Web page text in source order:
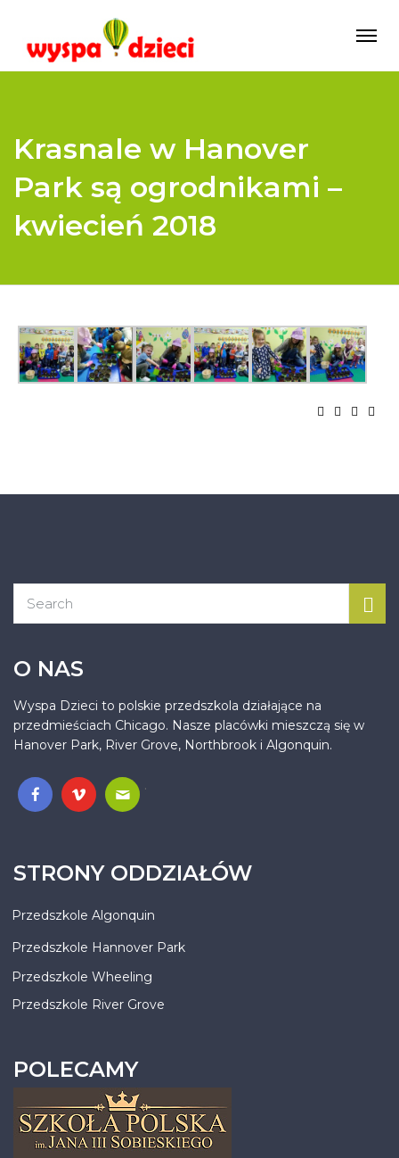
Krasnale w Hanover
Park są ogrodnikami –
kwiecień 2018
O NAS
Wyspa Dzieci to polskie przedszkola działające na
przedmieściach Chicago. Nasze placówki mieszczą się w
Hanover Park, River Grove, Northbrook i Algonquin.
.
STRONY ODDZIAŁÓW
Przedszkole Algonquin
Przedszkole Hannover Park
Przedszkole Wheeling
Przedszkole River Grove
POLECAMY